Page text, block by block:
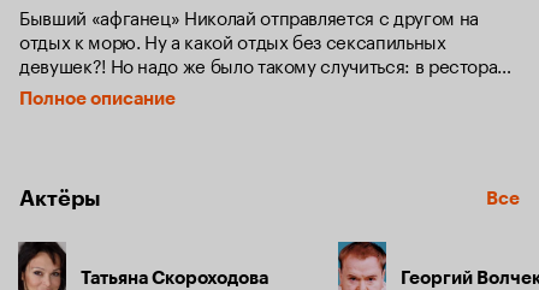
Бывший «афганец» Николай отправляется с другом на
отдых к морю. Ну а какой отдых без сексапильных
девушек?! Но надо же было такому случиться: в ресторане
он познакомился с начинающей певицей Татьяной и понял,
что это именно та, о которой он мечтал всю жизнь. Теперь
Полное описание
Актёры Все
Татьяна Скороходова Георгий